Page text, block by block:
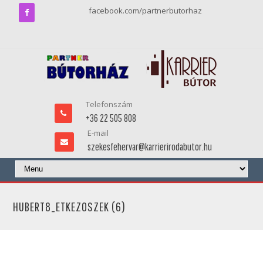
facebook.com/partnerbutorhaz
Telefonszám
+36 22 505 808
E-mail
szekesfehervar@karrierirodabutor.hu
HUBERT8_ETKEZOSZEK (6)